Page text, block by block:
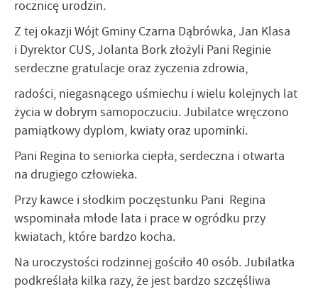
rocznicę urodzin.
Z tej okazji Wójt Gminy Czarna Dąbrówka, Jan Klasa
i Dyrektor CUS, Jolanta Bork złożyli Pani Reginie
serdeczne gratulacje oraz życzenia zdrowia,
radości, niegasnącego uśmiechu i wielu kolejnych lat
życia w dobrym samopoczuciu. Jubilatce wręczono
pamiątkowy dyplom, kwiaty oraz upominki.
Pani Regina to seniorka ciepła, serdeczna i otwarta
na drugiego człowieka.
Przy kawce i słodkim poczęstunku Pani Regina
wspominała młode lata i prace w ogródku przy
kwiatach, które bardzo kocha.
Na uroczystości rodzinnej gościło 40 osób. Jubilatka
podkreślała kilka razy, że jest bardzo szczęśliwa